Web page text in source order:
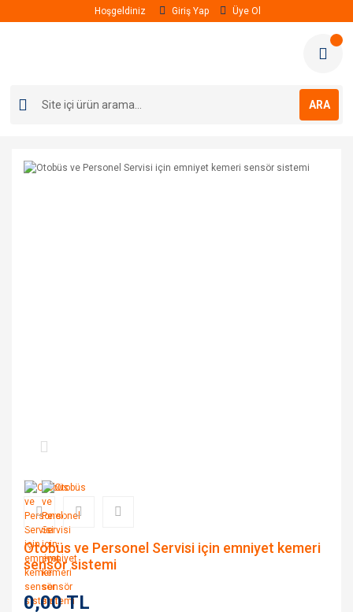
Hoşgeldiniz Giriş Yap Üye Ol
ARA
Otobüs ve Personel Servisi için emniyet kemeri
sensör sistemi
0,00 TL